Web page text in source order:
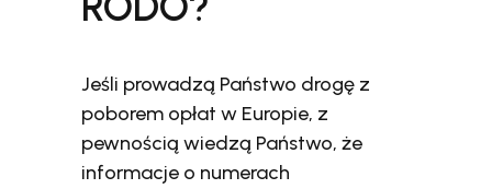
Jeśli prowadzą Państwo drogę z
poborem opłat w Europie, z
pewnością wiedzą Państwo, że
informacje o numerach